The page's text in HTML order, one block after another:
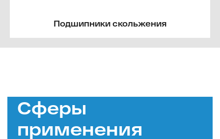
Подшипники скольжения
Сферы
применения